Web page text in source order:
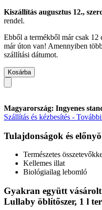
Kiszállítás augusztus 12.,
rendel.
Ebből a termékből már csak
már úton van! Amennyiben
szállítási dátumot.
Kosárba
Magyarország: Ingyenes
Szállítás és kézbesítés -
Tulajdonságok és
Természetes
Kellemes illat
Biológiailag lebomló
Gyakran együtt
Lullaby öblítőszer, 1 l